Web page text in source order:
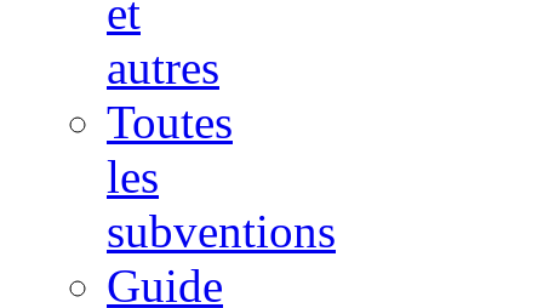
et
autres
Toutes
les
subventions
Guide